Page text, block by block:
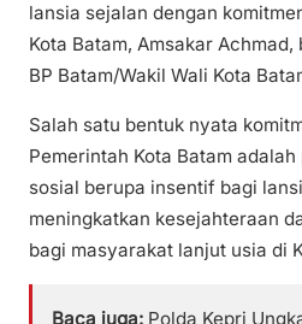
lansia sejalan dengan
Kota Batam, Amsakar
BP Batam/Wakil Wali Kota
Salah satu bentuk nyata
Pemerintah Kota Batam
sosial berupa insentif bagi
meningkatkan kesejahteraan
bagi masyarakat lanjut usia di
Baca juga: Polda Kepri